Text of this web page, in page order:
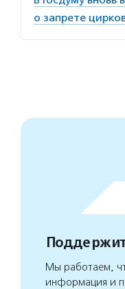
о запрете
Мы работаем,
информация и